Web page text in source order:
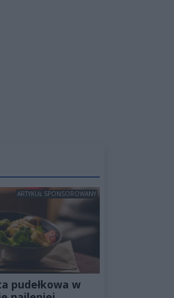
ARTYKUŁ SPONSOROWANY
pudełkowa w